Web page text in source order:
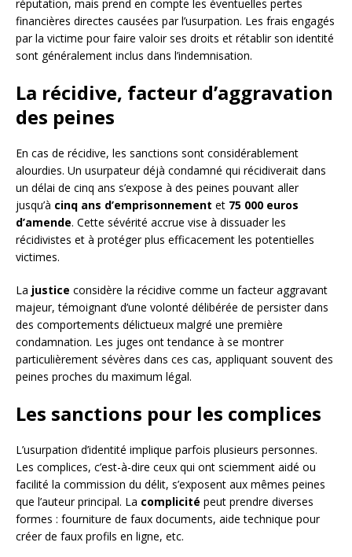
réputation, mais prend en compte les éventuelles pertes
financières directes causées par l’usurpation. Les frais engagés
par la victime pour faire valoir ses droits et rétablir son identité
sont généralement inclus dans l’indemnisation.
La récidive, facteur d’aggravation
des peines
En cas de récidive, les sanctions sont considérablement
alourdies. Un usurpateur déjà condamné qui récidiverait dans
un délai de cinq ans s’expose à des peines pouvant aller
jusqu’à cinq ans d’emprisonnement et 75 000 euros
d’amende. Cette sévérité accrue vise à dissuader les
récidivistes et à protéger plus efficacement les potentielles
victimes.
La justice considère la récidive comme un facteur aggravant
majeur, témoignant d’une volonté délibérée de persister dans
des comportements délictueux malgré une première
condamnation. Les juges ont tendance à se montrer
particulièrement sévères dans ces cas, appliquant souvent des
peines proches du maximum légal.
Les sanctions pour les complices
L’usurpation d’identité implique parfois plusieurs personnes.
Les complices, c’est-à-dire ceux qui ont sciemment aidé ou
facilité la commission du délit, s’exposent aux mêmes peines
que l’auteur principal. La complicité peut prendre diverses
formes : fourniture de faux documents, aide technique pour
créer de faux profils en ligne, etc.